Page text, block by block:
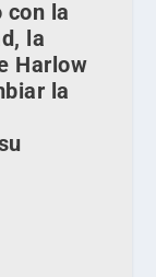
con la
la
Harlow
la